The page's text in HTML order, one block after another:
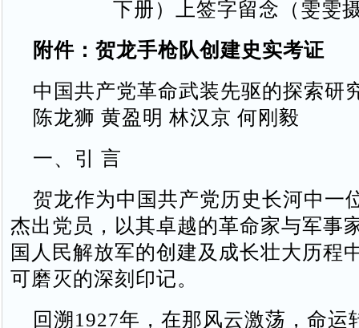
下册）上签字留念（雯雯
附件：贺龙手枪队创建史实考证
中国共产党革命武装先驱的探索研
陈龙狮 黄盈明 林汉京 何刚毅
一、引 言
贺龙作为中国共产党历史长河中一
杰出党员，以其卓越的革命家与军事
国人民解放军的创建及成长壮大历程
可磨灭的深刻印记。
回溯1927年，在那风云激荡，命运